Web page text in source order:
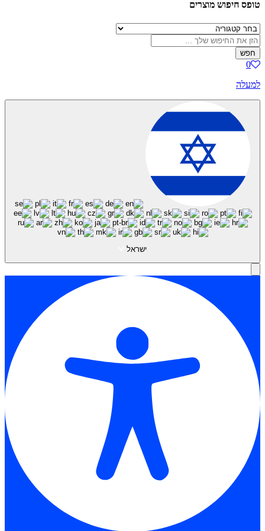
מוצרים